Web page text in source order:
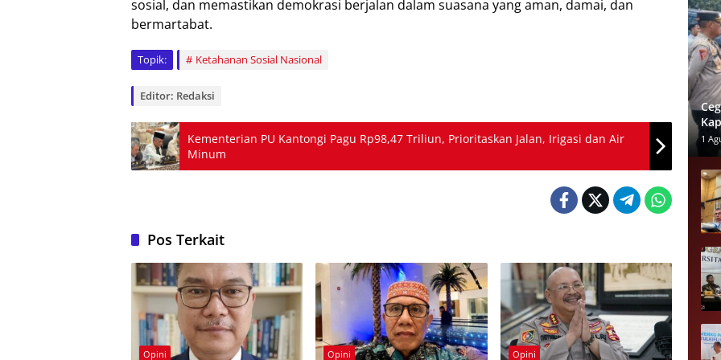
sosial, dan memastikan demokrasi berjalan dalam suasana yang aman, damai, dan
bermartabat.
Topik: Ketahanan Sosial Nasional
Editor: Redaksi
Kementerian PU Kantongi Pagu Rp98,47 Triliun, Prioritaskan Jalan, Irigasi dan Air
Minum
Pos Terkait
Opini Opini Opini
1